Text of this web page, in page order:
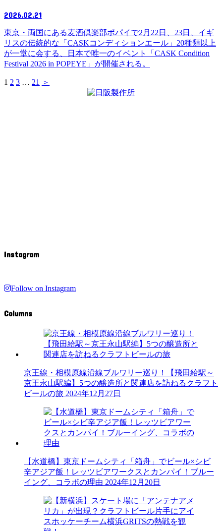
2026.02.21
東京・両国にある麦酒倶楽部ポパイで2月22日、23日、イギ
リスの伝統的な「CASKコンディションエール」20種類以上
が一堂に会する、日本で唯一のイベント「CASK Condition
Festival 2026 in POPEYE」が開催される。
1 2 3 … 21 ＞
Instagram
Follow on Instagram
Columns
京王線・相模原線沿線ブルワリー巡り！【飛田給駅～
京王永山駅編】5つの醸造所と関連店を訪ねるクラフト
ビールの旅 2024年12月27日
【水道橋】東京ドームシティ「箱舟」でビール×シビ
辛アジア飯！レッツビアワークスとカンパイ！ブルー
イング、コラボの理由 2024年12月20日